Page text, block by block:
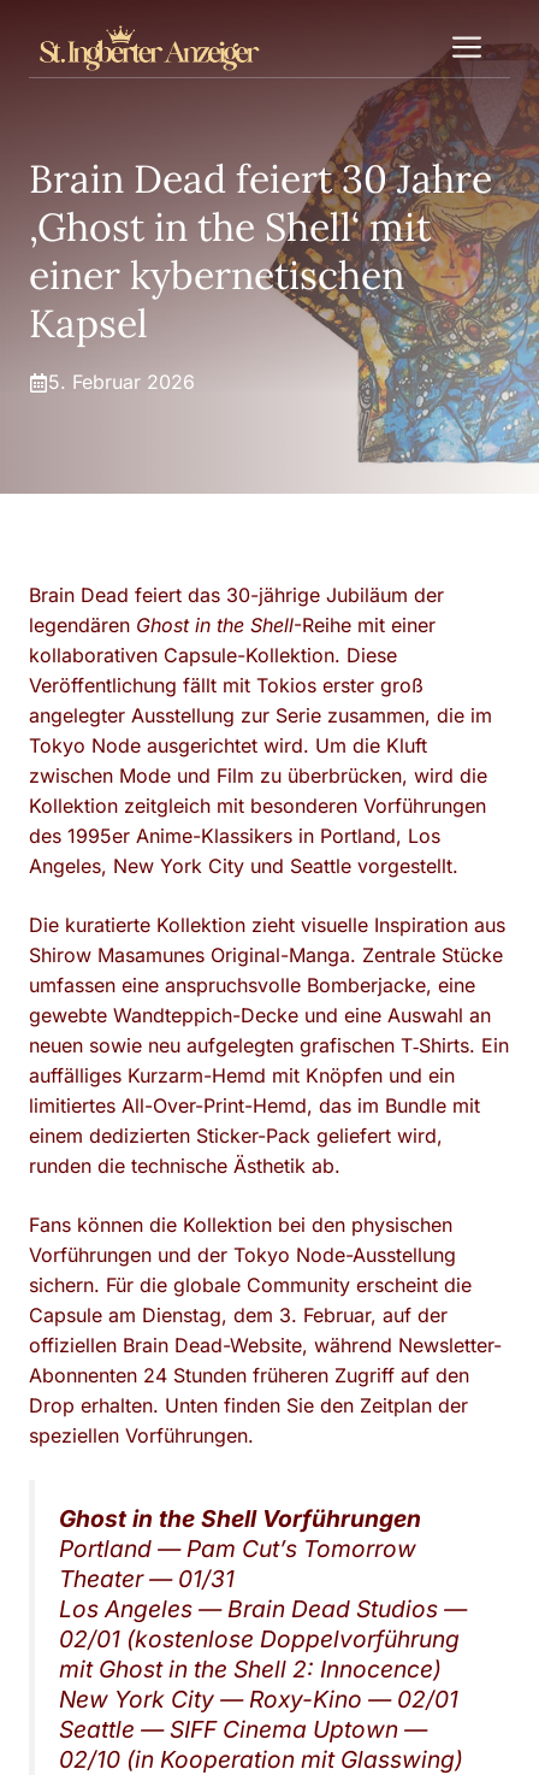
Inhalt
springen
Brain Dead feiert 30 Jahre
‚Ghost in the Shell‘ mit
einer kybernetischen
Kapsel
5. Februar 2026
Brain Dead feiert das 30-jährige Jubiläum der
legendären Ghost in the Shell-Reihe mit einer
kollaborativen Capsule-Kollektion. Diese
Veröffentlichung fällt mit Tokios erster groß
angelegter Ausstellung zur Serie zusammen, die im
Tokyo Node ausgerichtet wird. Um die Kluft
zwischen Mode und Film zu überbrücken, wird die
Kollektion zeitgleich mit besonderen Vorführungen
des 1995er Anime-Klassikers in Portland, Los
Angeles, New York City und Seattle vorgestellt.
Die kuratierte Kollektion zieht visuelle Inspiration aus
Shirow Masamunes Original-Manga. Zentrale Stücke
umfassen eine anspruchsvolle Bomberjacke, eine
gewebte Wandteppich-Decke und eine Auswahl an
neuen sowie neu aufgelegten grafischen T‑Shirts. Ein
auffälliges Kurzarm-Hemd mit Knöpfen und ein
limitiertes All-Over-Print-Hemd, das im Bundle mit
einem dedizierten Sticker-Pack geliefert wird,
runden die technische Ästhetik ab.
Fans können die Kollektion bei den physischen
Vorführungen und der Tokyo Node-Ausstellung
sichern. Für die globale Community erscheint die
Capsule am Dienstag, dem 3. Februar, auf der
offiziellen Brain Dead-Website, während Newsletter-
Abonnenten 24 Stunden früheren Zugriff auf den
Drop erhalten. Unten finden Sie den Zeitplan der
speziellen Vorführungen.
Ghost in the ShellVorführungen
Portland — Pam Cut’s Tomorrow
Theater — 01/31
Los Angeles — Brain Dead Studios —
02/01 (kostenlose Doppelvorführung
mit Ghost in the Shell 2: Innocence)
New York City — Roxy-Kino — 02/01
Seattle — SIFF Cinema Uptown —
02/10 (in Kooperation mit Glasswing)